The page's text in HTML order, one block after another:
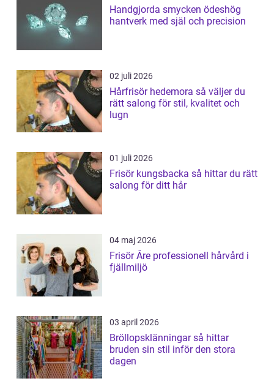
Handgjorda smycken ödeshög
hantverk med själ och precision
02 juli 2026
Hårfrisör hedemora så väljer du
rätt salong för stil, kvalitet och
lugn
01 juli 2026
Frisör kungsbacka så hittar du rätt
salong för ditt hår
04 maj 2026
Frisör Åre professionell hårvård i
fjällmiljö
03 april 2026
Bröllopsklänningar så hittar
bruden sin stil inför den stora
dagen